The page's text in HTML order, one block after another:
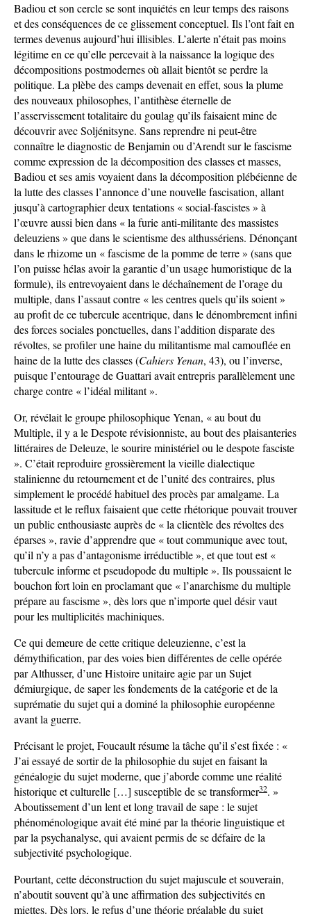
Badiou et son cercle se sont inquiétés en leur temps des raisons
et des conséquences de ce glissement conceptuel. Ils l’ont fait en
termes devenus aujourd’hui illisibles. L’alerte n’était pas moins
légitime en ce qu’elle percevait à la naissance la logique des
décompositions postmodernes où allait bientôt se perdre la
politique. La plèbe des camps devenait en effet, sous la plume
des nouveaux philosophes, l’antithèse éternelle de
l’asservissement totalitaire du goulag qu’ils faisaient mine de
découvrir avec Soljénitsyne. Sans reprendre ni peut-être
connaître le diagnostic de Benjamin ou d’Arendt sur le fascisme
comme expression de la décomposition des classes et masses,
Badiou et ses amis voyaient dans la décomposition plébéienne de
la lutte des classes l’annonce d’une nouvelle fascisation, allant
jusqu’à cartographier deux tentations « social-fascistes » à
l’œuvre aussi bien dans « la furie anti-militante des massistes
deleuziens » que dans le scientisme des althussériens. Dénonçant
dans le rhizome un « fascisme de la pomme de terre » (sans que
l’on puisse hélas avoir la garantie d’un usage humoristique de la
formule), ils entrevoyaient dans le déchaînement de l’orage du
multiple, dans l’assaut contre « les centres quels qu’ils soient »
au profit de ce tubercule acentrique, dans le dénombrement infini
des forces sociales ponctuelles, dans l’addition disparate des
révoltes, se profiler une haine du militantisme mal camouflée en
haine de la lutte des classes (Cahiers Yenan, 43), ou l’inverse,
puisque l’entourage de Guattari avait entrepris parallèlement une
charge contre « l’idéal militant ».
Or, révélait le groupe philosophique Yenan, « au bout du
Multiple, il y a le Despote révisionniste, au bout des plaisanteries
littéraires de Deleuze, le sourire ministériel ou le despote fasciste
». C’était reproduire grossièrement la vieille dialectique
stalinienne du retournement et de l’unité des contraires, plus
simplement le procédé habituel des procès par amalgame. La
lassitude et le reflux faisaient que cette rhétorique pouvait trouver
un public enthousiaste auprès de « la clientèle des révoltes des
éparses », ravie d’apprendre que « tout communique avec tout,
qu’il n’y a pas d’antagonisme irréductible », et que tout est «
tubercule informe et pseudopode du multiple ». Ils poussaient le
bouchon fort loin en proclamant que « l’anarchisme du multiple
prépare au fascisme », dès lors que n’importe quel désir vaut
pour les multiplicités machiniques.
Ce qui demeure de cette critique deleuzienne, c’est la
démythification, par des voies bien différentes de celle opérée
par Althusser, d’une Histoire unitaire agie par un Sujet
démiurgique, de saper les fondements de la catégorie et de la
suprématie du sujet qui a dominé la philosophie européenne
avant la guerre.
Précisant le projet, Foucault résume la tâche qu’il s’est fixée : «
J’ai essayé de sortir de la philosophie du sujet en faisant la
généalogie du sujet moderne, que j’aborde comme une réalité
historique et culturelle […] susceptible de se transformer32. »
Aboutissement d’un lent et long travail de sape : le sujet
phénoménologique avait été miné par la théorie linguistique et
par la psychanalyse, qui avaient permis de se défaire de la
subjectivité psychologique.
Pourtant, cette déconstruction du sujet majuscule et souverain,
n’aboutit souvent qu’à une affirmation des subjectivités en
miettes. Dès lors, le refus d’une théorie préalable du sujet